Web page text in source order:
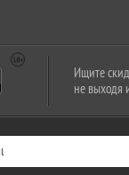
Ищите
не выходя